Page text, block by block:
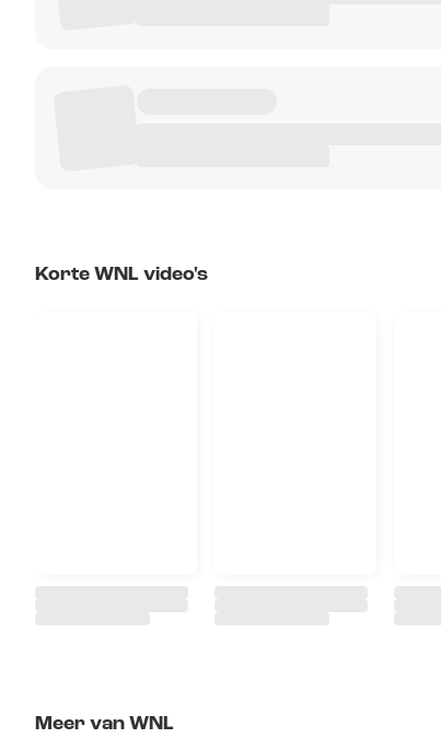
Korte WNL video's
Meer van WNL